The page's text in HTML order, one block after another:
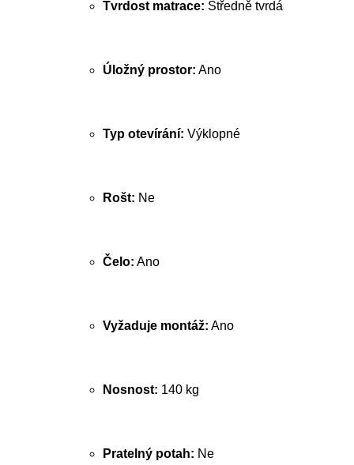
Tvrdost matrace: Středně tvrdá
Úložný prostor: Ano
Typ otevírání: Výklopné
Rošt: Ne
Čelo: Ano
Vyžaduje montáž: Ano
Nosnost: 140 kg
Pratelný potah: Ne